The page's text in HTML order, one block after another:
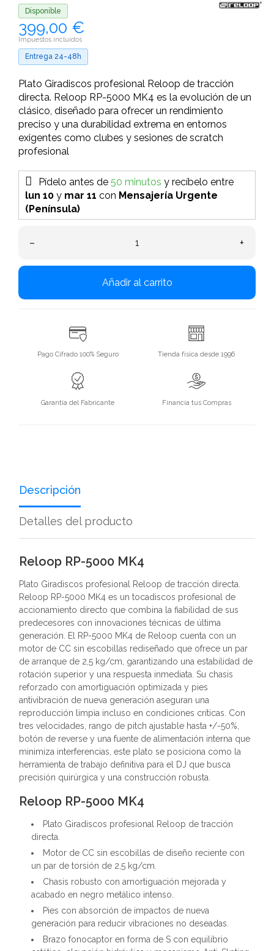
Disponible
399,00 €
Impuestos incluidos
Entrega 24-48h
Plato Giradiscos profesional Reloop de tracción
directa. Reloop RP-5000 MK4 es la evolución de un
clásico, diseñado para ofrecer un rendimiento
preciso y una durabilidad extrema en entornos
exigentes como clubes y sesiones de scratch
profesional
Pídelo antes de 50 minutos y recíbelo entre
lun 10 y mar 11 con Mensajería Urgente
(Península)
– +
Añadir al carrito
Pago Cifrado 100% Seguro Tienda física desde 1996
Garantía del Fabricante Financia tus Compras
Descripción
Detalles del producto
Reloop RP-5000 MK4
Plato Giradiscos profesional Reloop de tracción directa.
Reloop RP-5000 MK4 es un tocadiscos profesional de
accionamiento directo que combina la fiabilidad de sus
predecesores con innovaciones técnicas de última
generación. El RP-5000 MK4 de Reloop cuenta con un
motor de CC sin escobillas rediseñado que ofrece un par
de arranque de 2,5 kg/cm, garantizando una estabilidad de
rotación superior y una respuesta inmediata. Su chasis
reforzado con amortiguación optimizada y pies
antivibración de nueva generación aseguran una
reproducción limpia incluso en condiciones críticas. Con
tres velocidades, rango de pitch ajustable hasta +/-50%,
botón de reverse y una fuente de alimentación interna que
minimiza interferencias, este plato se posiciona como la
herramienta de trabajo definitiva para el DJ que busca
precisión quirúrgica y una construcción robusta.
Reloop RP-5000 MK4
Plato Giradiscos profesional Reloop de tracción
directa.
Motor de CC sin escobillas de diseño reciente con
un par de torsión de 2,5 kg/cm.
Chasis robusto con amortiguación mejorada y
acabado en negro metálico intenso.
Pies con absorción de impactos de nueva
generación para reducir vibraciones no deseadas.
Brazo fonocaptor en forma de S con equilibrio